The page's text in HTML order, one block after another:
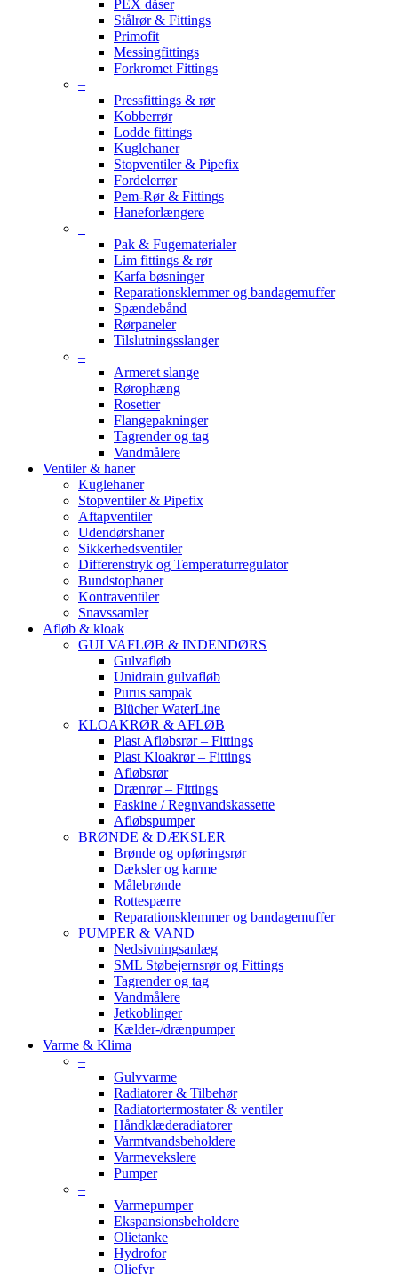
PEX dåser
Stålrør & Fittings
Primofit
Messingfittings
Forkromet Fittings
–
Pressfittings & rør
Kobberrør
Lodde fittings
Kuglehaner
Stopventiler & Pipefix
Fordelerrør
Pem-Rør & Fittings
Haneforlængere
–
Pak & Fugematerialer
Lim fittings & rør
Karfa bøsninger
Reparationsklemmer og bandagemuffer
Spændebånd
Rørpaneler
Tilslutningsslanger
–
Armeret slange
Rørophæng
Rosetter
Flangepakninger
Tagrender og tag
Vandmålere
Ventiler & haner
Kuglehaner
Stopventiler & Pipefix
Aftapventiler
Udendørshaner
Sikkerhedsventiler
Differenstryk og Temperaturregulator
Bundstophaner
Kontraventiler
Snavssamler
Afløb & kloak
GULVAFLØB & INDENDØRS
Gulvafløb
Unidrain gulvafløb
Purus sampak
Blücher WaterLine
KLOAKRØR & AFLØB
Plast Afløbsrør – Fittings
Plast Kloakrør – Fittings
Afløbsrør
Drænrør – Fittings
Faskine / Regnvandskassette
Afløbspumper
BRØNDE & DÆKSLER
Brønde og opføringsrør
Dæksler og karme
Målebrønde
Rottespærre
Reparationsklemmer og bandagemuffer
PUMPER & VAND
Nedsivningsanlæg
SML Støbejernsrør og Fittings
Tagrender og tag
Vandmålere
Jetkoblinger
Kælder-/drænpumper
Varme & Klima
–
Gulvvarme
Radiatorer & Tilbehør
Radiatortermostater & ventiler
Håndklæderadiatorer
Varmtvandsbeholdere
Varmevekslere
Pumper
–
Varmepumper
Ekspansionsbeholdere
Olietanke
Hydrofor
Oliefyr